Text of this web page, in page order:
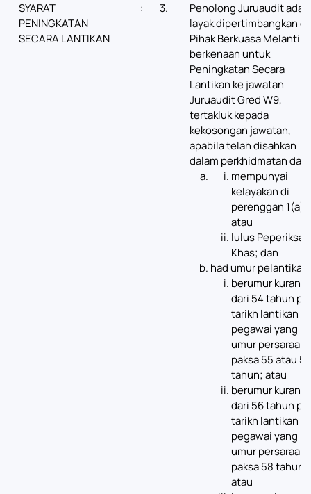
SYARAT
PENINGKATAN
SECARA LANTIKAN
: 3.
Penolong Juruaudit
layak dipertimbangkan
Pihak Berkuasa Melantik
berkenaan untuk
Peningkatan Secara
Lantikan ke jawatan
Juruaudit Gred W9,
tertakluk kepada
kekosongan jawatan,
apabila telah disahkan
dalam perkhidmatan dan:
mempunyai
kelayakan di
perenggan 1(a);
atau
lulus
Khas; dan
had umur pelantikan:
berumur kurang
dari 54 tahun
tarikh lantikan
pegawai yang
umur persaraan
paksa 55 atau 56
tahun; atau
berumur kurang
dari 56 tahun
tarikh lantikan
pegawai yang
umur persaraan
paksa 58 tahun;
atau